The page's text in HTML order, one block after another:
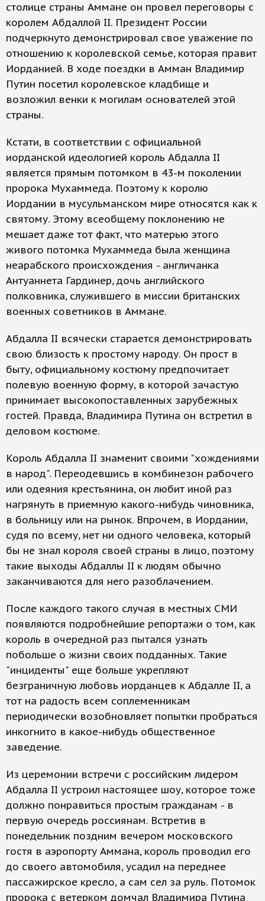
столице страны Аммане он провел переговоры с
королем Абдаллой II. Президент России
подчеркнуто демонстрировал свое уважение по
отношению к королевской семье, которая правит
Иорданией. В ходе поездки в Амман Владимир
Путин посетил королевское кладбище и
возложил венки к могилам основателей этой
страны.
Кстати, в соответствии с официальной
иорданской идеологией король Абдалла II
является прямым потомком в 43-м поколении
пророка Мухаммеда. Поэтому к королю
Иордании в мусульманском мире относятся как к
святому. Этому всеобщему поклонению не
мешает даже тот факт, что матерью этого
живого потомка Мухаммеда была женщина
неарабского происхождения - англичанка
Антуаннета Гардинер, дочь английского
полковника, служившего в миссии британских
военных советников в Аммане.
Абдалла II всячески старается демонстрировать
свою близость к простому народу. Он прост в
быту, официальному костюму предпочитает
полевую военную форму, в которой зачастую
принимает высокопоставленных зарубежных
гостей. Правда, Владимира Путина он встретил в
деловом костюме.
Король Абдалла II знаменит своими "хождениями
в народ". Переодевшись в комбинезон рабочего
или одеяния крестьянина, он любит иной раз
нагрянуть в приемную какого-нибудь чиновника,
в больницу или на рынок. Впрочем, в Иордании,
судя по всему, нет ни одного человека, который
бы не знал короля своей страны в лицо, поэтому
такие выходы Абдаллы II к людям обычно
заканчиваются для него разоблачением.
После каждого такого случая в местных СМИ
появляются подробнейшие репортажи о том, как
король в очередной раз пытался узнать
побольше о жизни своих подданных. Такие
"инциденты" еще больше укрепляют
безграничную любовь иорданцев к Абдалле II, а
тот на радость всем соплеменникам
периодически возобновляет попытки пробраться
инкогнито в какое-нибудь общественное
заведение.
Из церемонии встречи с российским лидером
Абдалла II устроил настоящее шоу, которое тоже
должно понравиться простым гражданам - в
первую очередь россиянам. Встретив в
понедельник поздним вечером московского
гостя в аэропорту Аммана, король проводил его
до своего автомобиля, усадил на переднее
пассажирское кресло, а сам сел за руль. Потомок
пророка с ветерком домчал Владимира Путина